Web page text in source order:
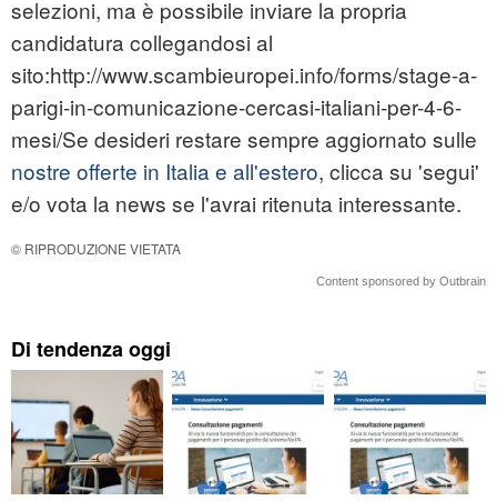
selezioni, ma è possibile inviare la propria
candidatura collegandosi al
sito:http://www.scambieuropei.info/forms/stage-a-
parigi-in-comunicazione-cercasi-italiani-per-4-6-
mesi/Se desideri restare sempre aggiornato sulle
nostre offerte in Italia e all'estero, clicca su 'segui'
e/o vota la news se l'avrai ritenuta interessante.
© RIPRODUZIONE VIETATA
Content sponsored by Outbrain
Di tendenza oggi